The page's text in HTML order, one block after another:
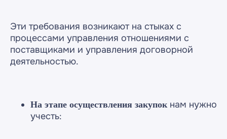
Эти требования возникают на стыках с
процессами управления отношениями с
поставщиками и управления договорной
деятельностью.
На этапе осуществления закупокнам нужно
учесть:
Александр
автоматизации